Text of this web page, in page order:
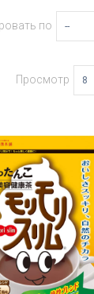
по --
Просмотр 8